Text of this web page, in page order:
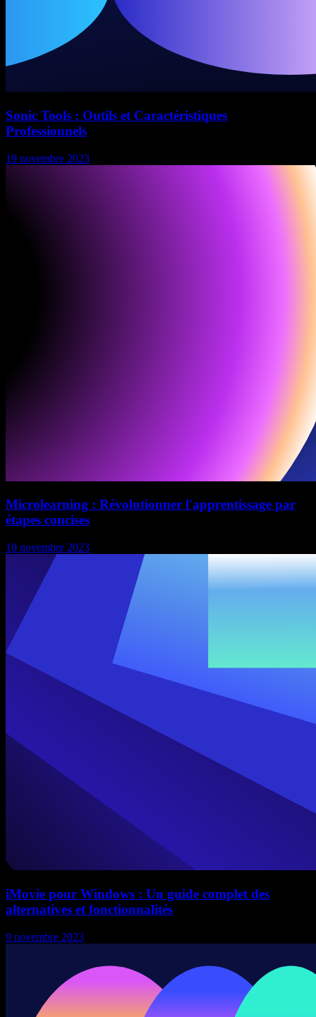
Sonic Tools : Outils et Caractéristiques
Professionnels
19 novembre 2023
Microlearning : Révolutionner l'apprentissage par
étapes concises
10 novembre 2023
iMovie pour Windows : Un guide complet des
alternatives et fonctionnalités
9 novembre 2023